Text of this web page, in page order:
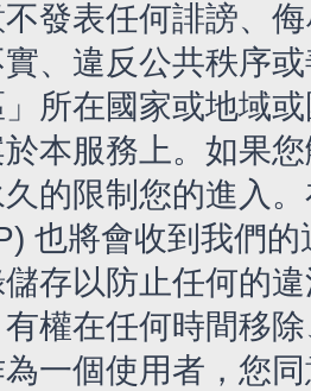
發表任何誹謗、
、違反公共秩序
所在國家或地域
本服務上。如果
的限制您的進入
也將會收到我們
存以防止任何的
權在任何時間移
一個使用者，您